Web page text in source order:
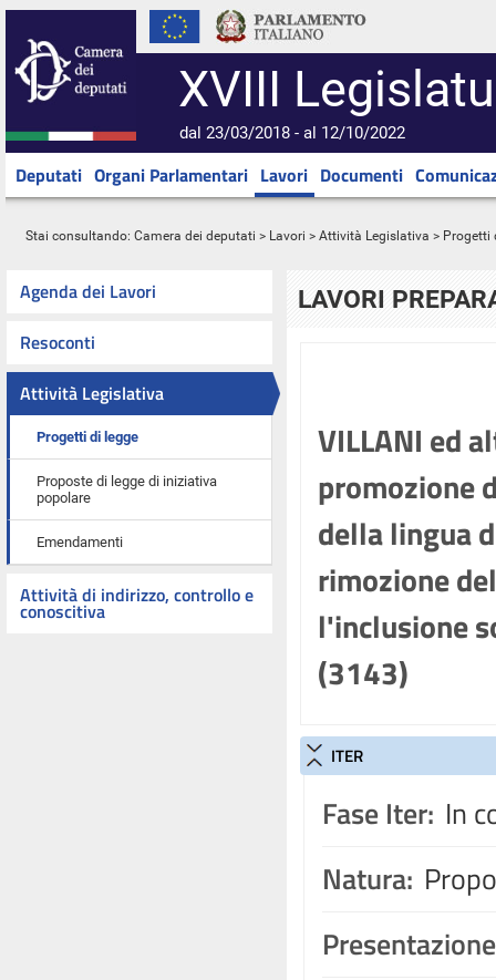
XVIII
dal 23/03/2018 - al 12/10/2022
Deputati Organi Parlamentari Lavori Documenti
Stai consultando: Camera dei deputati > Lavori > Attività Legislativa > Progetti
Agenda dei Lavori
Resoconti
Attività Legislativa
Progetti di legge
Proposte di legge di iniziativa
popolare
Emendamenti
Attività di indirizzo, controllo e
conoscitiva
LAVORI
VILLANI ed
promozione
della lingua
rimozione
l'inclusione
(3143)
ITER
Fase Iter: In
Natura: